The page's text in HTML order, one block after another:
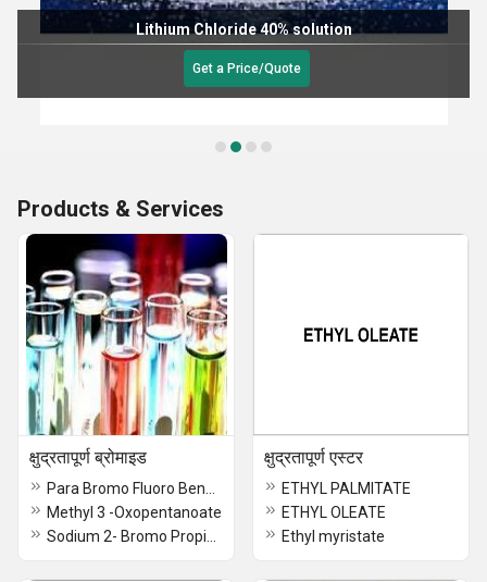
Lithium Chloride 40% solution
Get a Price/Quote
Products & Services
क्षुद्रतापूर्ण ब्रोमाइड
Methyl 3 -Oxopentanoate
क्षुद्रतापूर्ण एस्टर
ETHYL PALMITATE
ETHYL OLEATE
Ethyl myristate